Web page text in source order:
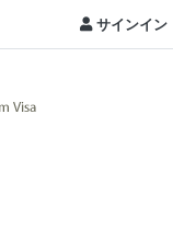
サインイン